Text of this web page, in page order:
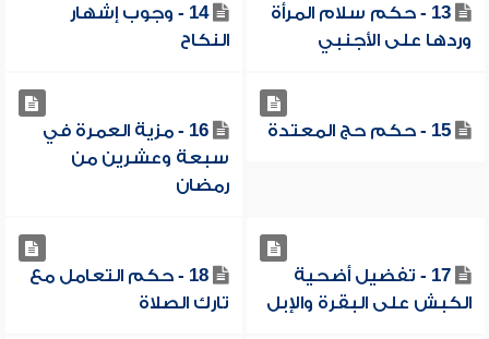
13 - حكم سلام المرأة
وردها على الأجنبي
14 - وجوب إشهار
النكاح
15 - حكم حج المعتدة
16 - مزية العمرة في
سبعة وعشرين من
رمضان
17 - تفضيل أضحية
الكبش على البقرة والإبل
18 - حكم التعامل مع
تارك الصلاة